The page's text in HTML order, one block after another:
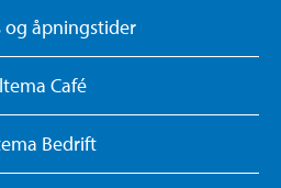
og åpningstider
Café
Bedrift